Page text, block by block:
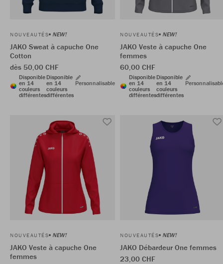
NOUVEAUTÉS NEW!
JAKO Sweat à capuche One
Cotton
dès 50,00 CHF
Disponible
en 14
couleurs
différentes
Disponible
en 14
couleurs
différentes
Personnalisable
NOUVEAUTÉS NEW!
JAKO Veste à capuche One
femmes
60,00 CHF
Disponible
en 14
couleurs
différentes
Disponible
en 14
couleurs
différentes
NOUVEAUTÉS NEW!
JAKO Veste à capuche One
femmes
NOUVEAUTÉS NEW!
JAKO Débardeur One femmes
23,00 CHF